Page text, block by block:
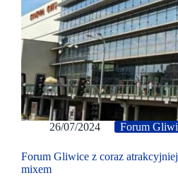
26/07/2024 Forum
Forum Gliwice z coraz
mixem